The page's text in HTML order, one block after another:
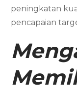
peningkatan
pencapaian